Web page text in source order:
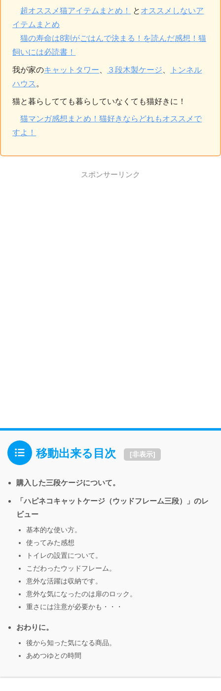
超オススメ猫アイテムまとめ！ と オススメしないア
イテムまとめ
猫の寿命は8割がごはんで決まる！を読んだ感想！猫
飼いには必読書！
我が家のキャットタワー ３段木製ケージ
トンネル
ハウス 。
猫と暮らしてても暮らしていなくても猫好きに！
猫マンガ感想まとめ！猫好きならどれもオススメで
すよ！
スポンサーリンク
移動出来る目次 [非表示]
購入した三段ケージについて。
「ハピネコキャットケージ（ウッドフレーム三段）」のレ
ビュー
基本的な使い方。
使ってみた感想
トイレの設置について。
こだわったウッドフレーム。
意外な活躍は収納です。
意外な気になったのは扉のロック。
重さには注意が必要かも・・・
おわりに。
後から知った気になる商品。
あめつゆとの時間